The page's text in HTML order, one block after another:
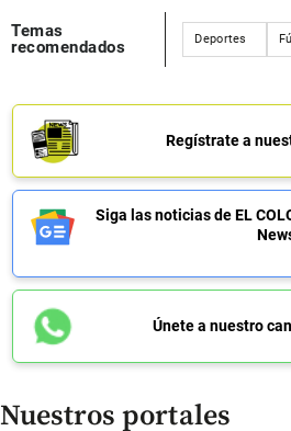
Temas
recomendados
Deportes
Regístrate a
Siga las noticias de EL
Únete a nuestro
Nuestros portales